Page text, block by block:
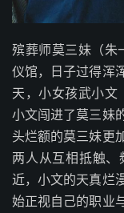
殡葬师莫三妹（朱
仪馆，日子过得浑
天，小女孩武小文
小文闯进了莫三妹
头烂额的莫三妹更
两人从互相抵触
近，小文的天真烂
始正视自己的职业